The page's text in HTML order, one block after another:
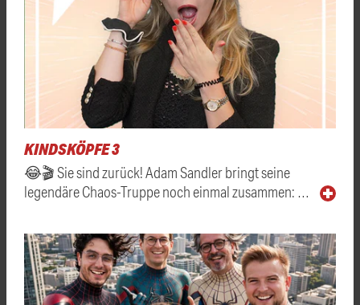
KINDSKÖPFE 3
😂🎬 Sie sind zurück! Adam Sandler bringt seine
legendäre Chaos-Truppe noch einmal zusammen: …